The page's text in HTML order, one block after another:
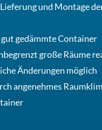
und Montage
gedämmte Container
große Räume
Änderungen möglich
angenehmes